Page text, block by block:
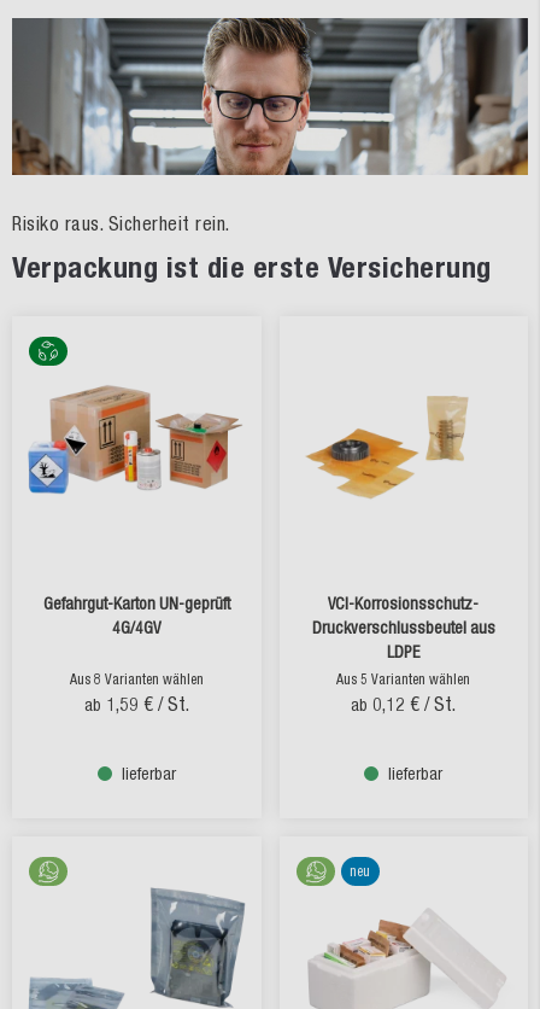
Risiko raus. Sicherheit rein.
Verpackung ist die erste Versicherung
Gefahrgut-Karton UN-geprüft
4G/4GV
Aus 8 Varianten wählen
ab 1,59 € / St.
lieferbar
VCI-Korrosionsschutz-
Druckverschlussbeutel aus
LDPE
Aus 5 Varianten wählen
ab 0,12 € / St.
lieferbar
neu